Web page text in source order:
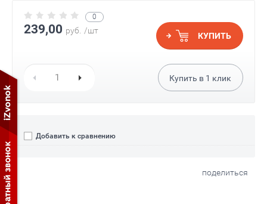
0
239,00 руб. /шт
КУПИТЬ
Купить в 1 клик
Добавить к сравнению
поделиться